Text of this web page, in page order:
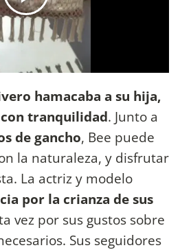
hamacaba a su hija,
tranquilidad. Junto a
de gancho, Bee puede
la naturaleza, y disfrutar
La actriz y modelo
por la crianza de sus
vez por sus gustos sobre
Sus seguidores